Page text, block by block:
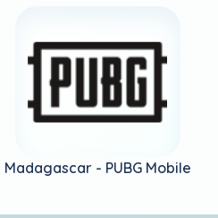
Madagascar - PUBG Mobile